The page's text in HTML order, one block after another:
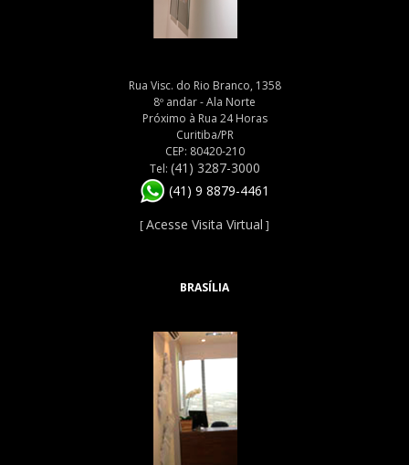
Rua Visc. do Rio Branco, 1358
8º andar - Ala Norte
Próximo à Rua 24 Horas
Curitiba/PR
CEP: 80420-210
Tel: (41) 3287-3000
(41) 9 8879-4461
[Acesse Visita Virtual ]
BRASÍLIA